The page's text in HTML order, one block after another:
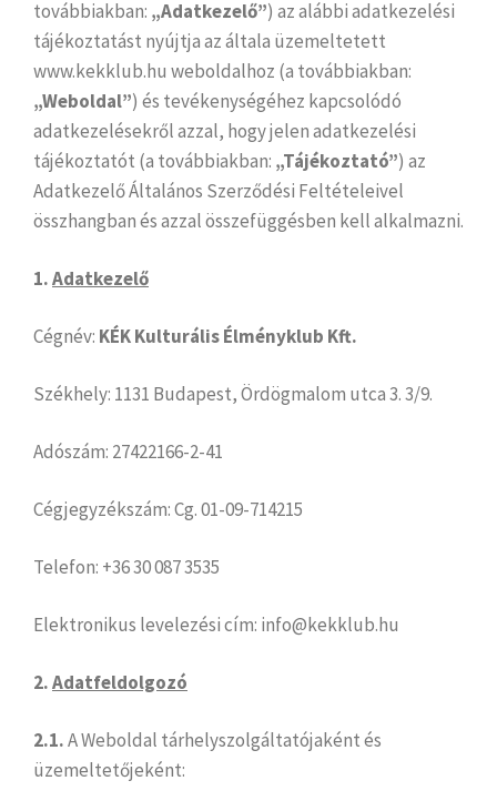
továbbiakban: „Adatkezelő”) az alábbi adatkezelési
tájékoztatást nyújtja az általa üzemeltetett
www.kekklub.hu weboldalhoz (a továbbiakban:
„Weboldal”) és tevékenységéhez kapcsolódó
adatkezelésekről azzal, hogy jelen adatkezelési
tájékoztatót (a továbbiakban: „Tájékoztató”) az
Adatkezelő Általános Szerződési Feltételeivel
összhangban és azzal összefüggésben kell alkalmazni.
1.Adatkezelő
Cégnév: KÉK Kulturális Élményklub Kft.
Székhely: 1131 Budapest, Ördögmalom utca 3. 3/9.
Adószám: 27422166-2-41
Cégjegyzékszám: Cg. 01-09-714215
Telefon: +36 30 087 3535
Elektronikus levelezési cím: info@kekklub.hu
2.Adatfeldolgozó
2.1.A Weboldal tárhelyszolgáltatójaként és
üzemeltetőjeként: